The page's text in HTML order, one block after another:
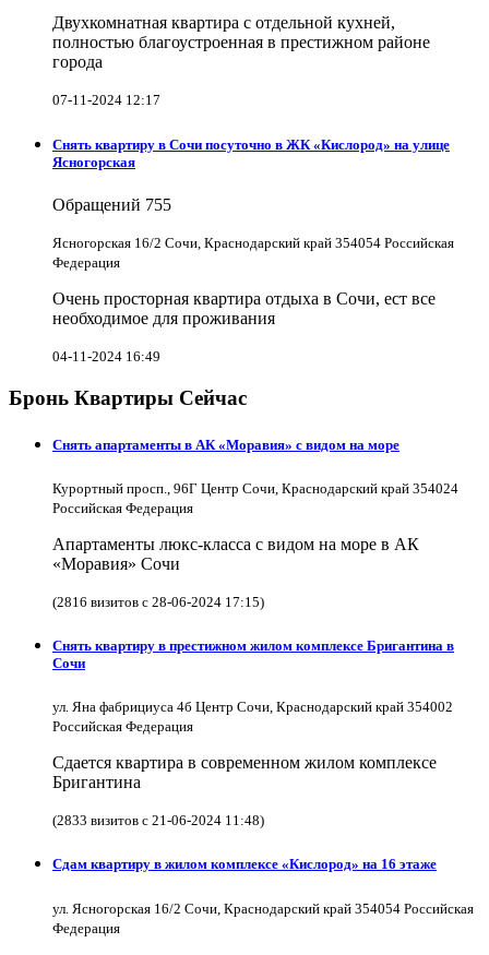
Двухкомнатная квартира с отдельной кухней,
полностью благоустроенная в престижном районе
города
07-11-2024 12:17
Снять квартиру в Cочи посуточно в ЖК «Кислород» на улице
Ясногорская
Обращений 755
Ясногорская 16/2 Сочи, Краснодарский край 354054 Российская
Федерация
Очень просторная квартира отдыха в Сочи, ест все
необходимое для проживания
04-11-2024 16:49
Бронь Квартиры Сейчас
Снять апартаменты в АК «Моравия» с видом на море
Курортный просп., 96Г Центр Сочи, Краснодарский край 354024
Российская Федерация
Апартаменты люкс-класса с видом на море в АК
«Моравия» Сочи
(2816 визитов с 28-06-2024 17:15)
Снять квартиру в престижном жилом комплексе Бригантина в
Сочи
ул. Яна фабрициуса 4б Центр Сочи, Краснодарский край 354002
Российская Федерация
Сдается квартира в современном жилом комплексе
Бригантина
(2833 визитов с 21-06-2024 11:48)
Сдам квартиру в жилом комплексе «Кислород» на 16 этаже
ул. Ясногорская 16/2 Сочи, Краснодарский край 354054 Российская
Федерация